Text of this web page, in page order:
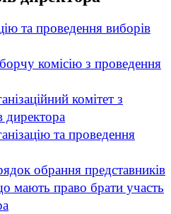
та проведення виборів
комісію з проведення
комітет з
директора
та проведення
обрання представників
мають право брати участь